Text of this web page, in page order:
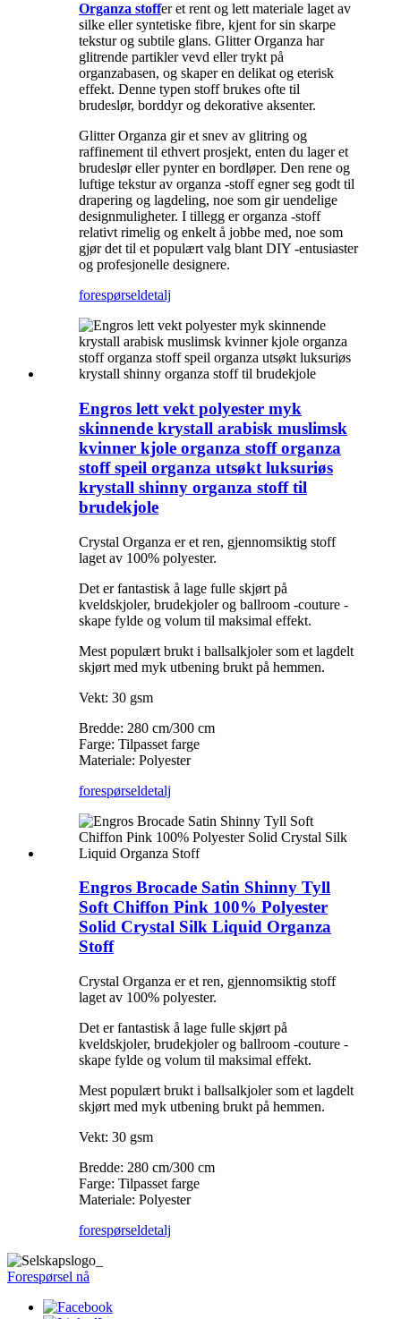
Organza stoffer et rent og lett materiale laget av
silke eller syntetiske fibre, kjent for sin skarpe
tekstur og subtile glans. Glitter Organza har
glitrende partikler vevd eller trykt på
organzabasen, og skaper en delikat og eterisk
effekt. Denne typen stoff brukes ofte til
brudeslør, borddyr og dekorative aksenter.
Glitter Organza gir et snev av glitring og
raffinement til ethvert prosjekt, enten du lager et
brudeslør eller pynter en bordløper. Den rene og
luftige tekstur av organza -stoff egner seg godt til
drapering og lagdeling, noe som gir uendelige
designmuligheter. I tillegg er organza -stoff
relativt rimelig og enkelt å jobbe med, noe som
gjør det til et populært valg blant DIY -entusiaster
og profesjonelle designere.
forespørseldetalj
Engros lett vekt polyester myk
skinnende krystall arabisk muslimsk
kvinner kjole organza stoff organza
stoff speil organza utsøkt luksuriøs
krystall shinny organza stoff til
brudekjole
Crystal Organza er et ren, gjennomsiktig stoff
laget av 100% polyester.
Det er fantastisk å lage fulle skjørt på
kveldskjoler, brudekjoler og ballroom -couture -
skape fylde og volum til maksimal effekt.
Mest populært brukt i ballsalkjoler som et lagdelt
skjørt med myk utbening brukt på hemmen.
Vekt: 30 gsm
Bredde: 280 cm/300 cm
Farge: Tilpasset farge
Materiale: Polyester
forespørseldetalj
Engros Brocade Satin Shinny Tyll
Soft Chiffon Pink 100% Polyester
Solid Crystal Silk Liquid Organza
Stoff
Crystal Organza er et ren, gjennomsiktig stoff
laget av 100% polyester.
Det er fantastisk å lage fulle skjørt på
kveldskjoler, brudekjoler og ballroom -couture -
skape fylde og volum til maksimal effekt.
Mest populært brukt i ballsalkjoler som et lagdelt
skjørt med myk utbening brukt på hemmen.
Vekt: 30 gsm
Bredde: 280 cm/300 cm
Farge: Tilpasset farge
Materiale: Polyester
forespørseldetalj
Forespørsel nå